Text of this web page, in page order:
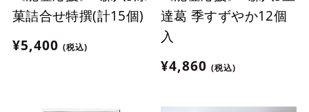
菓詰合せ特撰(計15個)
¥5,400 (税込)
達葛 季すずやか12個
入
¥4,860 (税込)